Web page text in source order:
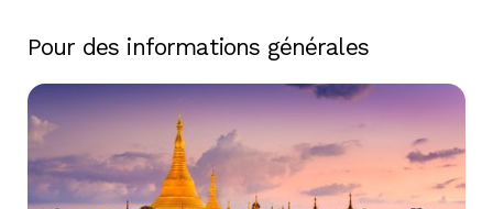
Pour des informations générales